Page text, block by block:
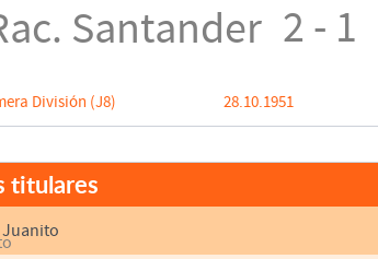
Santander 2 - 1
División (J8) 28.10.1951
titulares
Juanito